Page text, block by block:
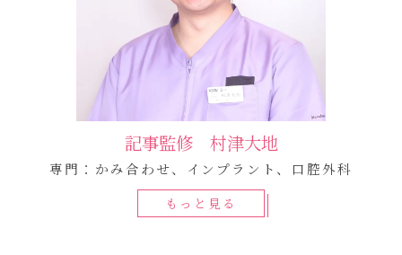
記事監修 村津大地
専門：かみ合わせ、インプラント、口腔外科
もっと見る